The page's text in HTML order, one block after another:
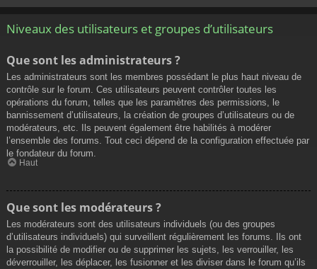
Niveaux des utilisateurs et groupes d’utilisateurs
Que sont les administrateurs ?
Les administrateurs sont les membres possédant le plus haut niveau de
contrôle sur le forum. Ces utilisateurs peuvent contrôler toutes les
opérations du forum, telles que les paramètres des permissions, le
bannissement d’utilisateurs, la création de groupes d’utilisateurs ou de
modérateurs, etc. Ils peuvent également être habilités à modérer
l’ensemble des forums. Tout ceci dépend de la configuration effectuée par
le fondateur du forum.
Haut
Que sont les modérateurs ?
Les modérateurs sont des utilisateurs individuels (ou des groupes
d’utilisateurs individuels) qui surveillent régulièrement les forums. Ils ont
la possibilité de modifier ou de supprimer les sujets, les verrouiller, les
déverrouiller, les déplacer, les fusionner et les diviser dans le forum qu’ils